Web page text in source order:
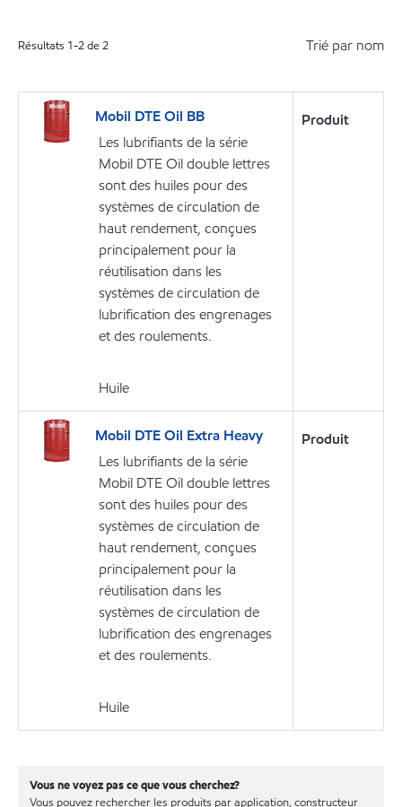
Résultats 1-2de2 Trié par nom
Mobil DTE Oil BB
Les lubrifiants de la série
Mobil DTE Oil double lettres
sont des huiles pour des
systèmes de circulation de
haut rendement, conçues
principalement pour la
réutilisation dans les
systèmes de circulation de
lubrification des engrenages
et des roulements.
Huile
Produit
Mobil DTE Oil Extra Heavy
Les lubrifiants de la série
Mobil DTE Oil double lettres
sont des huiles pour des
systèmes de circulation de
haut rendement, conçues
principalement pour la
réutilisation dans les
systèmes de circulation de
lubrification des engrenages
et des roulements.
Huile
Produit
Vous ne voyez pas ce que vous cherchez?
Vous pouvez rechercher les produits par application, constructeur